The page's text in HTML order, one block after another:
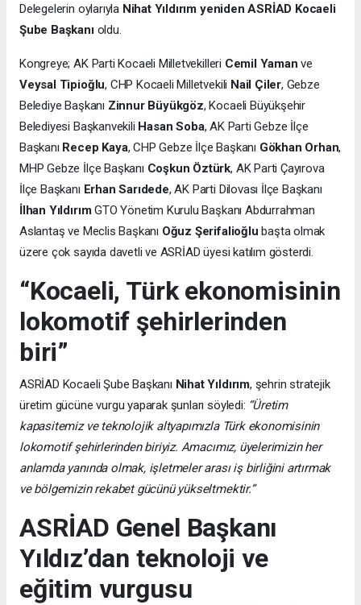
Delegelerin oylarıyla Nihat Yıldırım yeniden ASRİAD Kocaeli
Şube Başkanıoldu.
Kongreye; AK Parti Kocaeli Milletvekilleri Cemil Yaman ve
Veysal Tipioğlu, CHP Kocaeli Milletvekili Nail Çiler, Gebze
Belediye Başkanı Zinnur Büyükgöz, Kocaeli Büyükşehir
Belediyesi Başkanvekili Hasan Soba, AK Parti Gebze İlçe
Başkanı Recep Kaya, CHP Gebze İlçe Başkanı Gökhan Orhan,
MHP Gebze İlçe Başkanı Coşkun Öztürk, AK Parti Çayırova
İlçe Başkanı Erhan Sarıdede, AK Parti Dilovası İlçe Başkanı
İlhan YıldırımGTO Yönetim Kurulu Başkanı Abdurrahman
Aslantaş ve Meclis Başkanı Oğuz Şerifalioğlu başta olmak
üzere çok sayıda davetli ve ASRİAD üyesi katılım gösterdi.
“Kocaeli, Türk ekonomisinin
lokomotif şehirlerinden
biri”
ASRİAD Kocaeli Şube Başkanı Nihat Yıldırım, şehrin stratejik
üretim gücüne vurgu yaparak şunları söyledi: “Üretim
kapasitemiz ve teknolojik altyapımızla Türk ekonomisinin
lokomotif şehirlerinden biriyiz. Amacımız, üyelerimizin her
anlamda yanında olmak, işletmeler arası iş birliğini artırmak
ve bölgemizin rekabet gücünü yükseltmektir.”
ASRİAD Genel Başkanı
Yıldız’dan teknoloji ve
eğitim vurgusu